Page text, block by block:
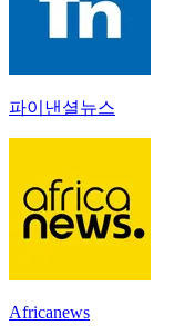
파이낸셜뉴스
Africanews